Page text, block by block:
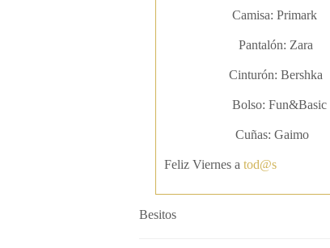
Camisa: Primark
Pantalón: Zara
Cinturón: Bershka
Bolso: Fun&Basic
Cuñas: Gaimo
Feliz Viernes a tod@s
Besitos